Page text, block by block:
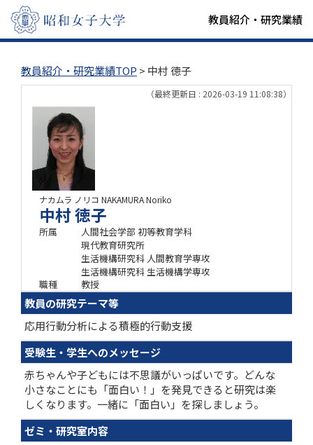
教員紹介・研究業績
教員紹介・研究業績TOP > 中村 徳子
（最終更新日 : 2026-03-19 11:08:38）
ナカムラ ノリコ NAKAMURA Noriko
中村 徳子
所属
人間社会学部 初等教育学科
現代教育研究所
生活機構研究科 人間教育学専攻
生活機構研究科 生活機構学専攻
職種
教授
教員の研究テーマ等
応用行動分析による積極的行動支援
受験生・学生へのメッセージ
赤ちゃんや子どもには不思議がいっぱいです。どんな
小さなことにも「面白い！」を発見できると研究は楽
しくなります。一緒に「面白い」を探しましょう。
ゼミ・研究室内容